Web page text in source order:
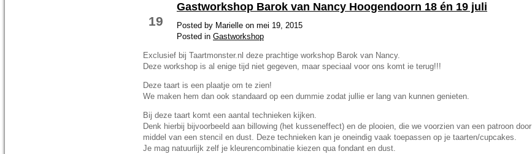
19
Gastworkshop Barok van Nancy Hoogendoorn 18 én 19 juli
Posted by Marielle on mei 19, 2015
Posted in Gastworkshop
Exclusief bij Taartmonster.nl deze prachtige workshop Barok van Nancy.
Deze workshop is al enige tijd niet gegeven, maar speciaal voor ons komt ie terug!!!
Deze taart is een plaatje om te zien!
We maken hem dan ook standaard op een dummie zodat jullie er lang van kunnen genieten.
Bij deze taart komt een aantal technieken kijken.
Denk hierbij bijvoorbeeld aan billowing (het kusseneffect) en de plooien, die we voorzien van een patroon door
middel van een stencil en dust. Deze technieken kan je oneindig vaak toepassen op je taarten/cupcakes.
Je mag natuurlijk zelf je kleurencombinatie kiezen qua fondant en dust.